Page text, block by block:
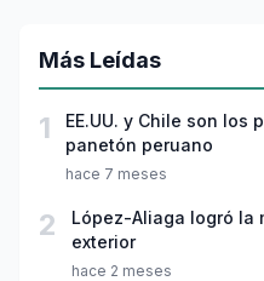
Más Leídas
1
EE.UU. y Chile son los
panetón peruano
hace 7 meses
2
López-Aliaga logró la
exterior
hace 2 meses